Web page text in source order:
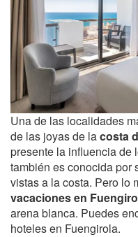
Una de las localidades
de las joyas de lacosta
presente la influencia de
también es conocida por
vistas a la costa. Pero lo
vacaciones en
arena blanca. Puedes
hoteles en Fuengirola.